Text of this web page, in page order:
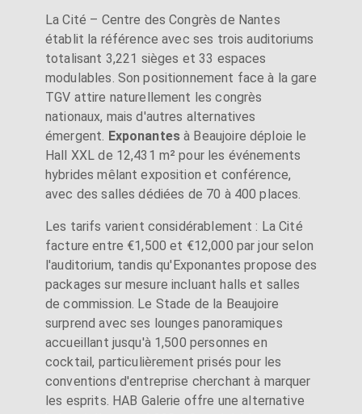
La Cité – Centre des Congrès de Nantes
établit la référence avec ses trois auditoriums
totalisant 3,221 sièges et 33 espaces
modulables. Son positionnement face à la gare
TGV attire naturellement les congrès
nationaux, mais d'autres alternatives
émergent. Exponantes à Beaujoire déploie le
Hall XXL de 12,431 m² pour les événements
hybrides mêlant exposition et conférence,
avec des salles dédiées de 70 à 400 places.
Les tarifs varient considérablement : La Cité
facture entre €1,500 et €12,000 par jour selon
l'auditorium, tandis qu'Exponantes propose des
packages sur mesure incluant halls et salles
de commission. Le Stade de la Beaujoire
surprend avec ses lounges panoramiques
accueillant jusqu'à 1,500 personnes en
cocktail, particulièrement prisés pour les
conventions d'entreprise cherchant à marquer
les esprits. HAB Galerie offre une alternative